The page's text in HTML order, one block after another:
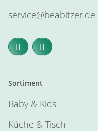
service@beabitzer.de
Sortiment
Baby & Kids
Küche & Tisch